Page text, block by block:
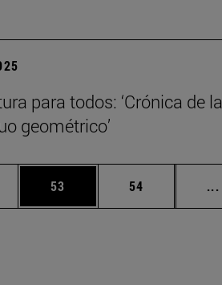
para todos: ‘Crónica de
geométrico’
Use TAB para desplazarse.
Página
53 Página
54 ...